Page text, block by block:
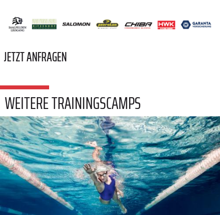
JETZT ANFRAGEN
WEITERE TRAININGSCAMPS